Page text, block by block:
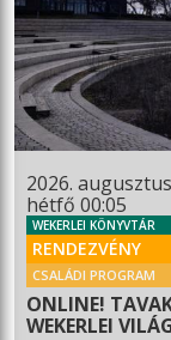
2026.
hétfő 00:05
WEKERLEI KÖNYVTÁR
RENDEZVÉNY
CSALÁDI PROGRAM
ONLINE!
WEKERLEI